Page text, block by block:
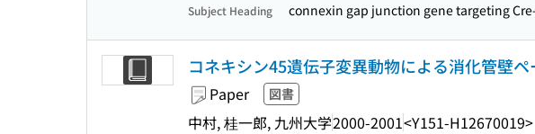
Subject Heading connexin gap junction gene targeting
コネキシン45遺伝子変異動物による消化管壁
Paper 図書
中村, 桂一郎, 九州大学2000-2001<Y151-H12670019>